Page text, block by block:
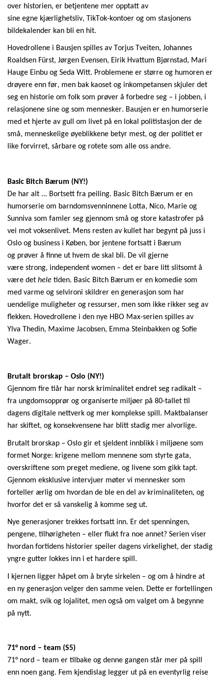
over historien, er betjentene mer opptatt av
sine egne kjærlighetsliv, TikTok-kontoer og om stasjonens
bildekalender kan bli en hit.
Hovedrollene i Bausjen spilles av Torjus Tveiten, Johannes
Roaldsen Fürst, Jørgen Evensen, Eirik Hvattum Bjørnstad, Mari
Hauge Einbu og Seda Witt. Problemene er større og humoren er
drøyere enn før, men bak kaoset og inkompetansen skjuler det
seg en historie om folk som prøver å forbedre seg – i jobben, i
relasjonene sine og som mennesker. Bausjen er en humorserie
med et hjerte av gull om livet på en lokal politistasjon der de
små, menneskelige øyeblikkene betyr mest, og der politiet er
like forvirret, sårbare og rotete som alle oss andre.
Basic Bitch Bærum (NY!)
De har alt ... Bortsett fra peiling. Basic Bitch Bærum er en
humorserie om barndomsvenninnene Lotta, Nico, Marie og
Sunniva som faml er seg gjennom små og store katastrofer på
vei mot voksenlivet. Mens resten av kullet har begynt på juss i
Oslo og business i Køben, bor jentene fortsatt i Bærum
og prøver å finne ut hvem de skal bli. De vil gjerne
være strong, independent women – det er bare litt slitsomt å
være det hele tiden. Basic Bitch Bærum er en komedie som
med varme og selvironi skildrer en generasjon som har
uendelige muligheter og ressurser, men som ikke rikker seg av
flekken. Hovedrollene i den nye HBO Max-serien spilles av
Ylva Thedin, Maxime Jacobsen, Emma Steinbakken og Sofie
Wager.
Brutalt brorskap – Oslo (NY!)
Gjennom fire tiår har norsk kriminalitet endret seg radikalt –
fra ungdomsopprør og organiserte miljøer på 80-tallet til
dagens digitale nettverk og mer komplekse spill. Maktbalanser
har skiftet, og konsekvensene har blitt stadig mer alvorlige.
Brutalt brorskap – Oslo gir et sjeldent innblikk i miljøene som
formet Norge: krigene mellom mennene som styrte gata,
overskriftene som preget mediene, og livene som gikk tapt.
Gjennom eksklusive intervjuer møter vi mennesker som
forteller ærlig om hvordan de ble en del av kriminaliteten, og
hvorfor det er så vanskelig å komme seg ut.
Nye generasjoner trekkes fortsatt inn. Er det spenningen,
pengene, tilhørigheten – eller flukt fra noe annet? Serien viser
hvordan fortidens historier speiler dagens virkelighet, der stadig
yngre gutter lokkes inn i et hardere spill.
I kjernen ligger håpet om å bryte sirkelen – og om å hindre at
en ny generasjon velger den samme veien. Dette er fortellingen
om makt, svik og lojalitet, men også om valget om å begynne
på nytt.
71° nord – team (S5)
71° nord – team er tilbake og denne gangen står mer på spill
enn noen gang. Fem kjendislag legger ut på en eventyrlig reise